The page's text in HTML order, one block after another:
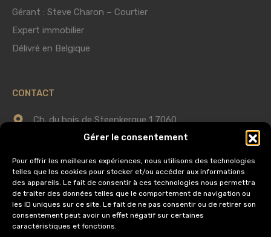
Gérer le consentement
Pour offrir les meilleures expériences, nous utilisons des technologies
telles que les cookies pour stocker et/ou accéder aux informations
des appareils. Le fait de consentir à ces technologies nous permettra
de traiter des données telles que le comportement de navigation ou
les ID uniques sur ce site. Le fait de ne pas consentir ou de retirer son
consentement peut avoir un effet négatif sur certaines
caractéristiques et fonctions.
Gérant : Steve Charon – Courtier
Expert immobilier
Délivré en Belgique
CONTACT
Ch. du bois de Steenkerque 1 7060
Horrues (Soignies)
0475 75 60 58
info@immobilieredomus.be